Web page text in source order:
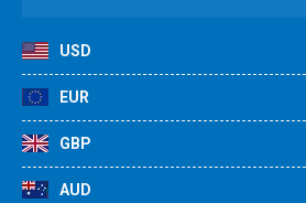
USD
EUR
GBP
AUD